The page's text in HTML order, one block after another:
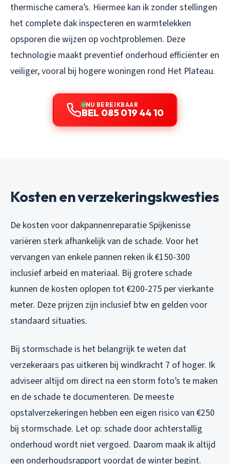
thermische camera’s. Hiermee kan ik zonder stellingen
het complete dak inspecteren en warmtelekken
opsporen die wijzen op vochtproblemen. Deze
technologie maakt preventief onderhoud efficiënter en
veiliger, vooral bij hogere woningen rond Het Plateau.
NU BEREIKBAAR
BEL 085 019 44 10
Kosten en verzekeringskwesties
De kosten voor dakpannenreparatie Spijkenisse
variëren sterk afhankelijk van de schade. Voor het
vervangen van enkele pannen reken ik €150-300
inclusief arbeid en materiaal. Bij grotere schade
kunnen de kosten oplopen tot €200-275 per vierkante
meter. Deze prijzen zijn inclusief btw en gelden voor
standaard situaties.
Bij stormschade is het belangrijk te weten dat
verzekeraars pas uitkeren bij windkracht 7 of hoger. Ik
adviseer altijd om direct na een storm foto’s te maken
en de schade te documenteren. De meeste
opstalverzekeringen hebben een eigen risico van €250
bij stormschade. Let op: schade door achterstallig
onderhoud wordt niet vergoed. Daarom maak ik altijd
een onderhoudsrapport voordat de winter begint.